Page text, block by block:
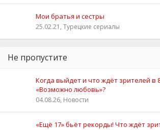
Мои братья и сестры
25.02.21, Турецкие сериалы
Не пропустите
Когда выйдет и что ждёт зрителей в
«Возможно любовь»?
04.08.26, Новости
«Ещё 17» бьёт рекорды! Что ждёт